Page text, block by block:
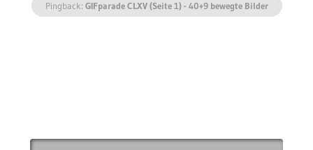
Pingback: GIFparade CLXV (Seite 1) - 40+9 bewegte Bilder